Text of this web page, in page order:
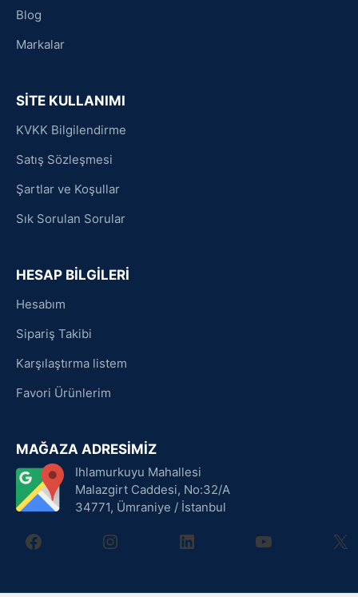
Blog
Markalar
SİTE KULLANIMI
KVKK Bilgilendirme
Satış Sözleşmesi
Şartlar ve Koşullar
Sık Sorulan Sorular
HESAP BİLGİLERİ
Hesabım
Sipariş Takibi
Karşılaştırma listem
Favori Ürünlerim
MAĞAZA ADRESİMİZ
Ihlamurkuyu Mahallesi
Malazgirt Caddesi, No:32/A
34771, Ümraniye / İstanbul
facebookinstagramlinkedin youtube X